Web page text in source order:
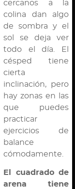
cercanos a la
colina dan algo
de sombra y el
sol se deja ver
todo el día. El
césped tiene
cierta
inclinación, pero
hay zonas en las
que puedes
practicar
ejercicios de
balance
cómodamente.
El cuadrado de
arena tiene